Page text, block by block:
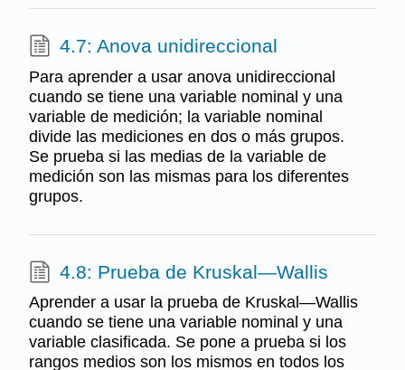
4.7: Anova unidireccional
Para aprender a usar anova unidireccional
cuando se tiene una variable nominal y una
variable de medición; la variable nominal
divide las mediciones en dos o más grupos.
Se prueba si las medias de la variable de
medición son las mismas para los diferentes
grupos.
4.8: Prueba de Kruskal—Wallis
Aprender a usar la prueba de Kruskal—Wallis
cuando se tiene una variable nominal y una
variable clasificada. Se pone a prueba si los
rangos medios son los mismos en todos los